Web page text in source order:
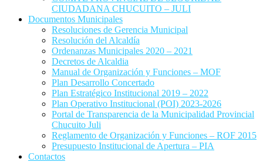
CIUDADANA CHUCUITO – JULI
Documentos Municipales
Resoluciones de Gerencia Municipal
Resolución del Alcaldía
Ordenanzas Municipales 2020 – 2021
Decretos de Alcaldia
Manual de Organización y Funciones – MOF
Plan Desarrollo Concertado
Plan Estratégico Institucional 2019 – 2022
Plan Operativo Institucional (POI) 2023-2026
Portal de Transparencia de la Municipalidad Provincial
Chucuito Juli
Reglamento de Organización y Funciones – ROF 2015
Presupuesto Institucional de Apertura – PIA
Contactos